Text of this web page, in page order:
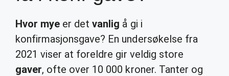
Hvor mye er detvanlig å gi i
konfirmasjonsgave? En undersøkelse fra
2021 viser at foreldre gir veldig store
gaver, ofte over 10 000 kroner. Tanter og